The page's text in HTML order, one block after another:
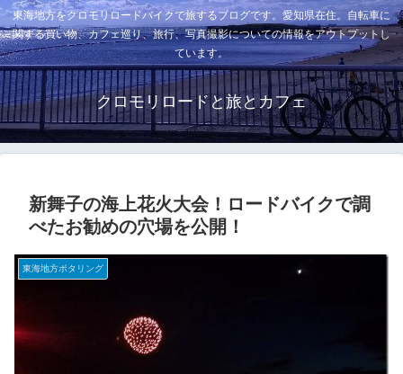
東海地方をクロモリロードバイクで旅するブログです。愛知県在住。自転車に
関する買い物、カフェ巡り、旅行、写真撮影についての情報をアウトプットし
ています。
クロモリロードと旅とカフェ
新舞子の海上花火大会！ロードバイクで調
べたお勧めの穴場を公開！
東海地方ポタリング